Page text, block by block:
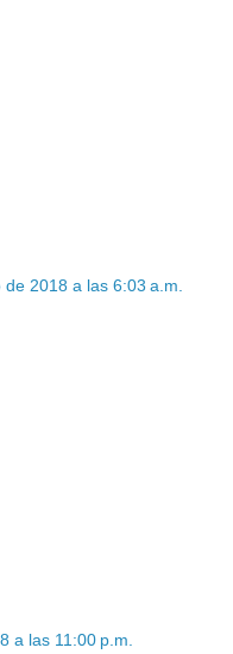
2018 a las 6:03 a.m.
a las 11:00 p.m.